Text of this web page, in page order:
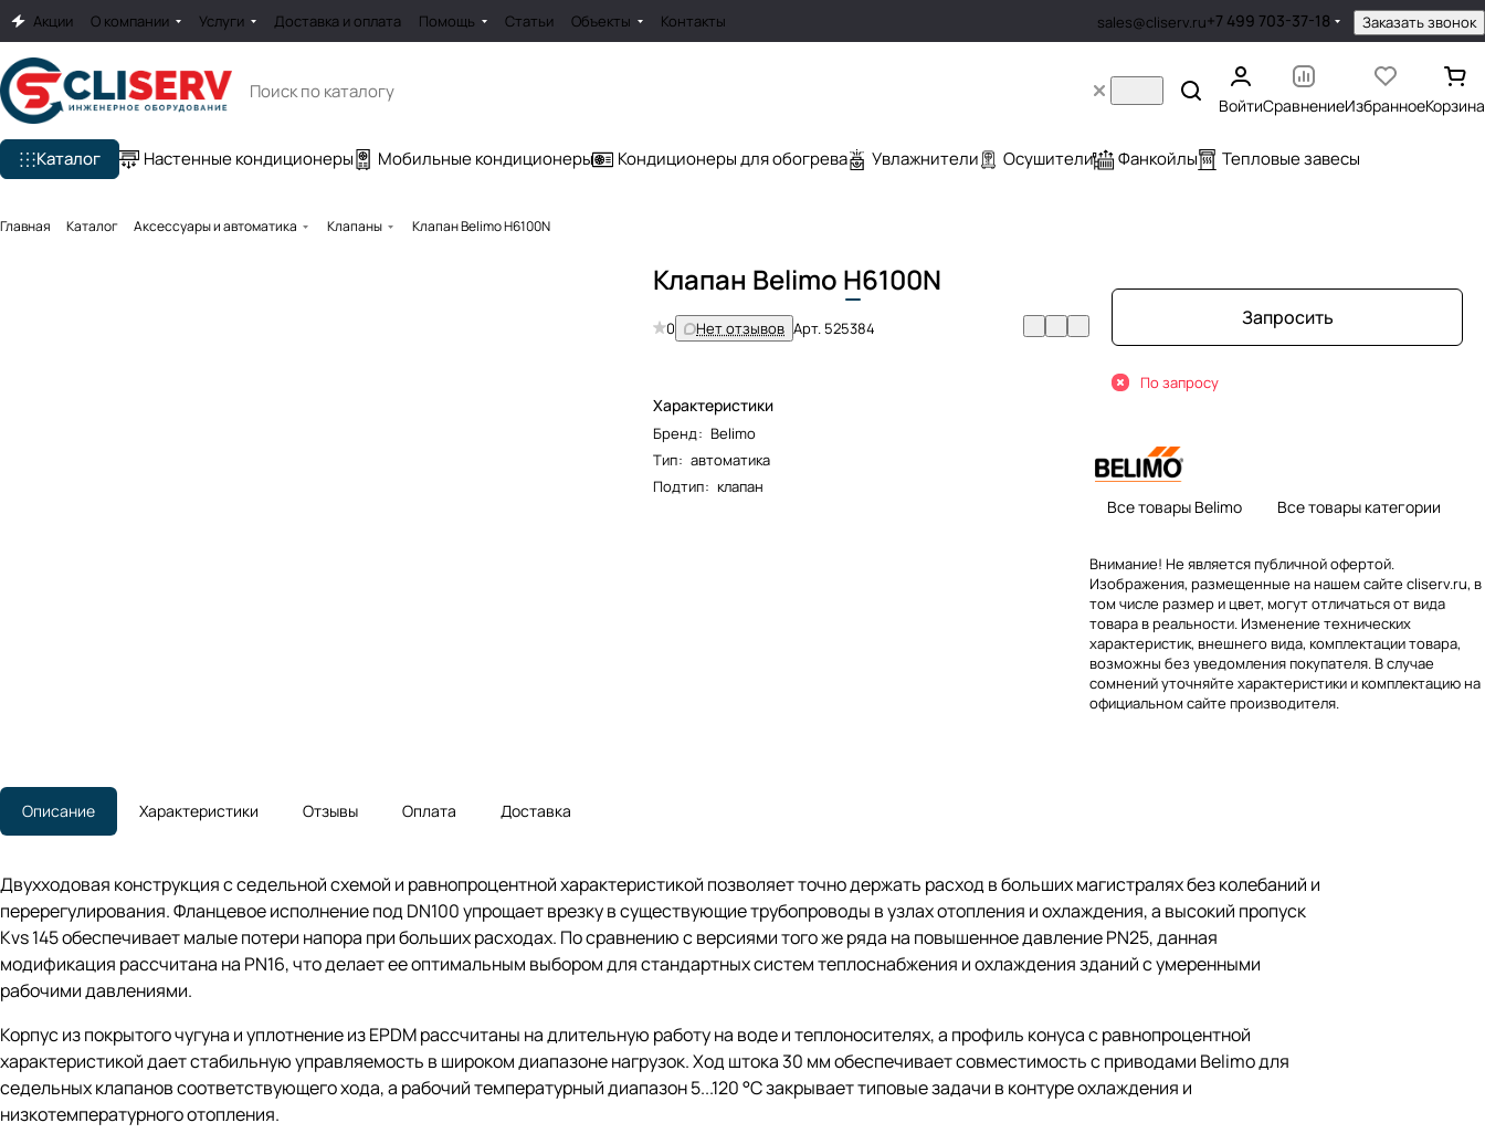
Акции О компании Услуги Доставка и оплата Помощь Статьи Объекты Контакты sales@cliserv.ru+7 499 703-37-18 Заказать звонок
ВойтиСравнениеИзбранноеКорзина
Каталог Настенные кондиционеры Мобильные кондиционеры Кондиционеры для обогрева Увлажнители Осушители Фанкойлы Тепловые завесы
Главная Каталог Аксессуары и автоматика Клапаны Клапан Belimo H6100N
Клапан Belimo H6100N
0 Нет отзывов Арт. 525384
Характеристики
Бренд: Belimo
Тип: автоматика
Подтип: клапан
Запросить
По запросу
Все товары Belimo Все товары категории
Внимание! Не является публичной офертой.
Изображения, размещенные на нашем сайте cliserv.ru, в
том числе размер и цвет, могут отличаться от вида
товара в реальности. Изменение технических
характеристик, внешнего вида, комплектации товара,
возможны без уведомления покупателя. В случае
сомнений уточняйте характеристики и комплектацию на
официальном сайте производителя.
Описание Характеристики Отзывы Оплата Доставка
Двухходовая конструкция с седельной схемой и равнопроцентной характеристикой позволяет точно держать расход в больших магистралях без колебаний и
перерегулирования. Фланцевое исполнение под DN100 упрощает врезку в существующие трубопроводы в узлах отопления и охлаждения, а высокий пропуск
Kvs 145 обеспечивает малые потери напора при больших расходах. По сравнению с версиями того же ряда на повышенное давление PN25, данная
модификация рассчитана на PN16, что делает ее оптимальным выбором для стандартных систем теплоснабжения и охлаждения зданий с умеренными
рабочими давлениями.
Корпус из покрытого чугуна и уплотнение из EPDM рассчитаны на длительную работу на воде и теплоносителях, а профиль конуса с равнопроцентной
характеристикой дает стабильную управляемость в широком диапазоне нагрузок. Ход штока 30 мм обеспечивает совместимость с приводами Belimo для
седельных клапанов соответствующего хода, а рабочий температурный диапазон 5...120 °C закрывает типовые задачи в контуре охлаждения и
низкотемпературного отопления.